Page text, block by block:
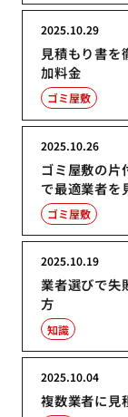
見積もり書を
加料金
2025.10.29
ゴミ屋敷
ゴミ屋敷の片
で最適業者を
2025.10.26
ゴミ屋敷
業者選びで失
方
2025.10.19
知識
複数業者に見
2025.10.04